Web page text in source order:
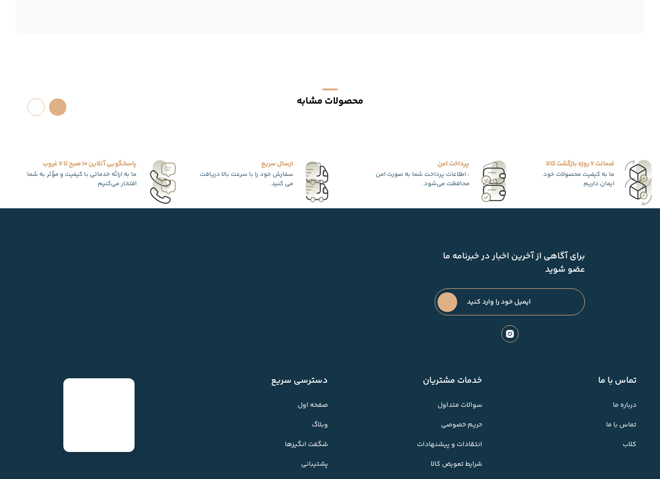
محصولات مشابه
ضمانت 7 روزه بازگشت کالا
ما به کیفیت محصولات خود
ایمان داریم
پرداخت امن
، اطلاعات پرداخت شما به صورت امن
محافظت می‌شود.
ارسال سریع
سفارش خود را با سرعت بالا دریافت
می کنید.
پاسخگویی آنلاین 10 صبح تا 7 غروب
ما به ارائه خدماتی با کیفیت و مؤثر به شما
افتخار می‌کنیم
برای آگاهی از آخرین اخبار در خبرنامه ما
عضو شوید
تماس با ما
درباره ما
تماس با ما
کلاب
خدمات مشتریان
سوالات متداول
حریم خصوصی
انتقادات و پیشنهادات
شرایط تعویض کالا
دسترسی سریع
صفحه اول
وبلاگ
شگفت انگیزها
پشتیبانی